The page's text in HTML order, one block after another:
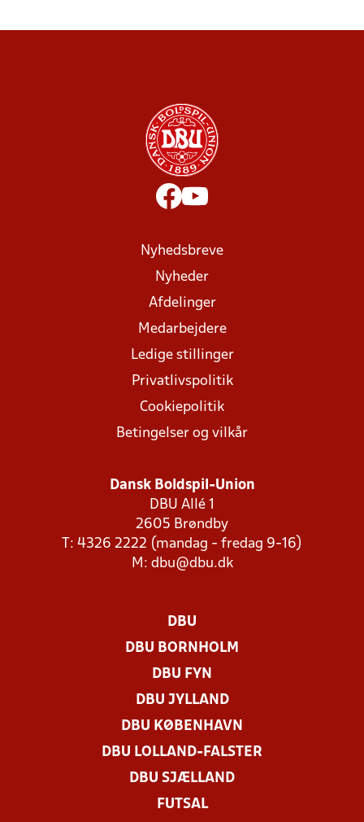
Nyhedsbreve
Nyheder
Afdelinger
Medarbejdere
Ledige stillinger
Privatlivspolitik
Cookiepolitik
Betingelser og vilkår
Dansk Boldspil-Union
DBU Allé 1
2605 Brøndby
T: 4326 2222 (mandag - fredag 9-16)
M: dbu@dbu.dk
DBU
DBU BORNHOLM
DBU FYN
DBU JYLLAND
DBU KØBENHAVN
DBU LOLLAND-FALSTER
DBU SJÆLLAND
FUTSAL